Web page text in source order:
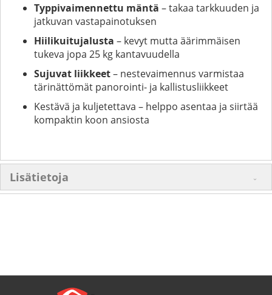
Typpivaimennettu mäntä – takaa tarkkuuden ja
jatkuvan vastapainotuksen
Hiilikuitujalusta – kevyt mutta äärimmäisen
tukeva jopa 25 kg kantavuudella
Sujuvat liikkeet– nestevaimennus varmistaa
tärinättömät panorointi- ja kallistusliikkeet
Kestävä ja kuljetettava – helppo asentaa ja siirtää
kompaktin koon ansiosta
Lisätietoja